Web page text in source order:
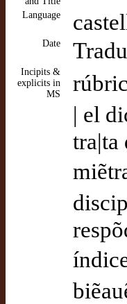
Language
Date
Incipits &
explicits in
MS
| el
tra|ta